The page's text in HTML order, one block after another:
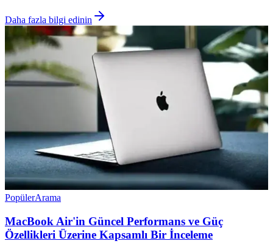
Daha fazla bilgi edinin
PopülerArama
MacBook Air'in Güncel Performans ve Güç
Özellikleri Üzerine Kapsamlı Bir İnceleme